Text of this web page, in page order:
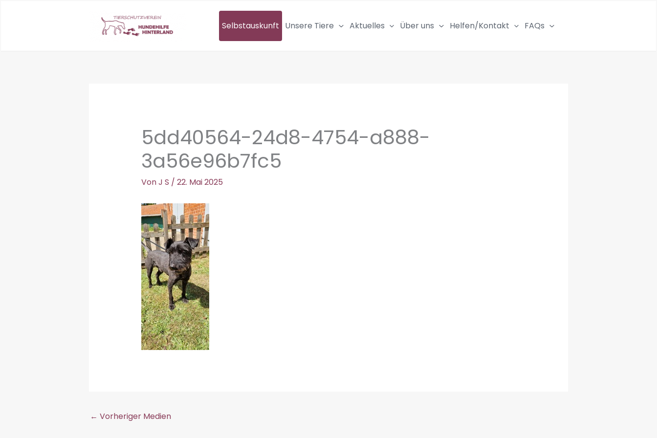
Selbstauskunft Unsere Tiere Aktuelles Über uns Helfen/Kontakt FAQs
5dd40564-24d8-4754-a888-
3a56e96b7fc5
VonJ S / 22. Mai 2025
← Vorheriger Medien